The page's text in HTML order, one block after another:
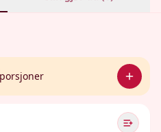
porsjoner